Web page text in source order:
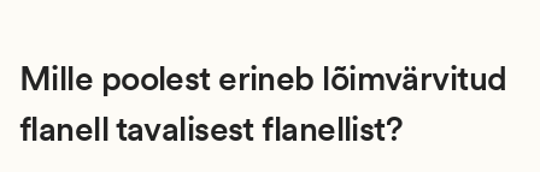
Mille poolest erineb lõimvärvitud
flanell tavalisest flanellist?